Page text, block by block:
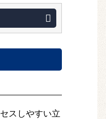
スしやすい立